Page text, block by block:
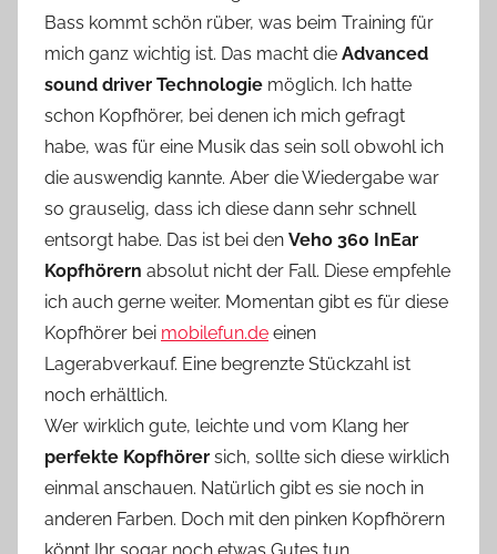
Bass kommt schön rüber, was beim Training für
mich ganz wichtig ist. Das macht die Advanced
sound driver Technologie möglich. Ich hatte
schon Kopfhörer, bei denen ich mich gefragt
habe, was für eine Musik das sein soll obwohl ich
die auswendig kannte. Aber die Wiedergabe war
so grauselig, dass ich diese dann sehr schnell
entsorgt habe. Das ist bei den Veho 360 InEar
Kopfhörern absolut nicht der Fall. Diese empfehle
ich auch gerne weiter. Momentan gibt es für diese
Kopfhörer bei mobilefun.de einen
Lagerabverkauf. Eine begrenzte Stückzahl ist
noch erhältlich.
Wer wirklich gute, leichte und vom Klang her
perfekte Kopfhörer sich, sollte sich diese wirklich
einmal anschauen. Natürlich gibt es sie noch in
anderen Farben. Doch mit den pinken Kopfhörern
könnt Ihr sogar noch etwas Gutes tun.